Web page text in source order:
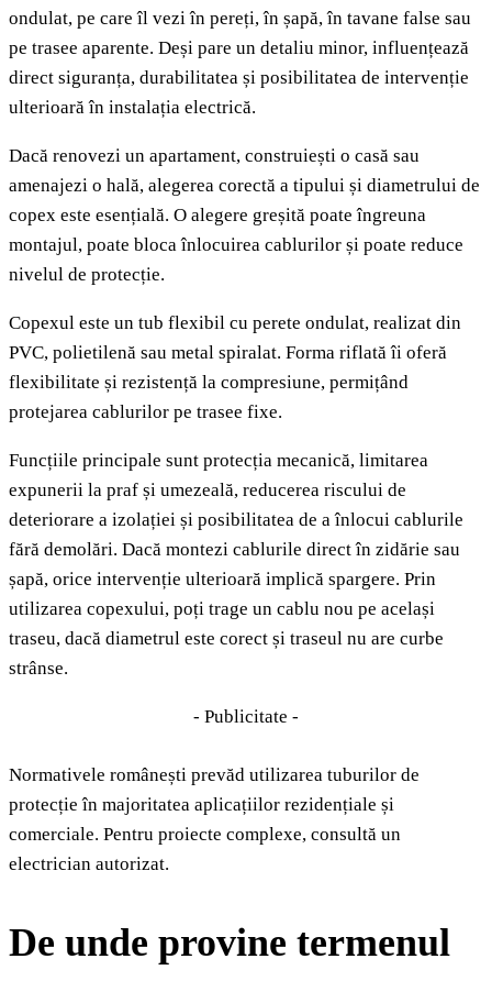
ondulat, pe care îl vezi în pereți, în șapă, în tavane false sau
pe trasee aparente. Deși pare un detaliu minor, influențează
direct siguranța, durabilitatea și posibilitatea de intervenție
ulterioară în instalația electrică.
Dacă renovezi un apartament, construiești o casă sau
amenajezi o hală, alegerea corectă a tipului și diametrului de
copex este esențială. O alegere greșită poate îngreuna
montajul, poate bloca înlocuirea cablurilor și poate reduce
nivelul de protecție.
Copexul este un tub flexibil cu perete ondulat, realizat din
PVC, polietilenă sau metal spiralat. Forma riflată îi oferă
flexibilitate și rezistență la compresiune, permițând
protejarea cablurilor pe trasee fixe.
Funcțiile principale sunt protecția mecanică, limitarea
expunerii la praf și umezeală, reducerea riscului de
deteriorare a izolației și posibilitatea de a înlocui cablurile
fără demolări. Dacă montezi cablurile direct în zidărie sau
șapă, orice intervenție ulterioară implică spargere. Prin
utilizarea copexului, poți trage un cablu nou pe același
traseu, dacă diametrul este corect și traseul nu are curbe
strânse.
- Publicitate -
Normativele românești prevăd utilizarea tuburilor de
protecție în majoritatea aplicațiilor rezidențiale și
comerciale. Pentru proiecte complexe, consultă un
electrician autorizat.
De unde provine termenul